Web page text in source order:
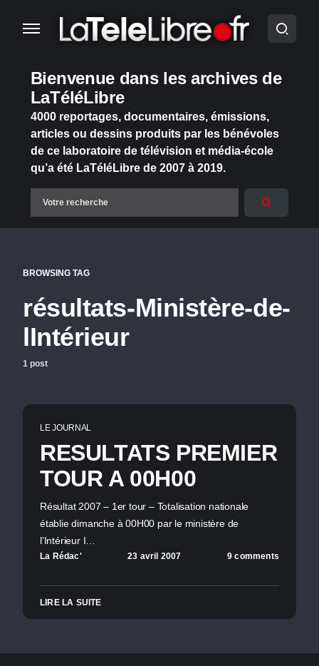
Bienvenue dans les archives de
LaTéléLibre
4000 reportages, documentaires, émissions,
articles ou dessins produits par les bénévoles
de ce laboratoire de télévision et média-école
qu’a été LaTéléLibre de 2007 à 2019.
BROWSING TAG
résultats-Ministère-de-
lIntérieur
1 post
LE JOURNAL
RESULTATS PREMIER
TOUR A 00H00
Résultat 2007 – 1er tour – Totalisation nationale
établie dimanche à 00H00 par le ministère de
l’Intérieur I…
La Rédac' 23 avril 2007 9 comments
LIRE LA SUITE